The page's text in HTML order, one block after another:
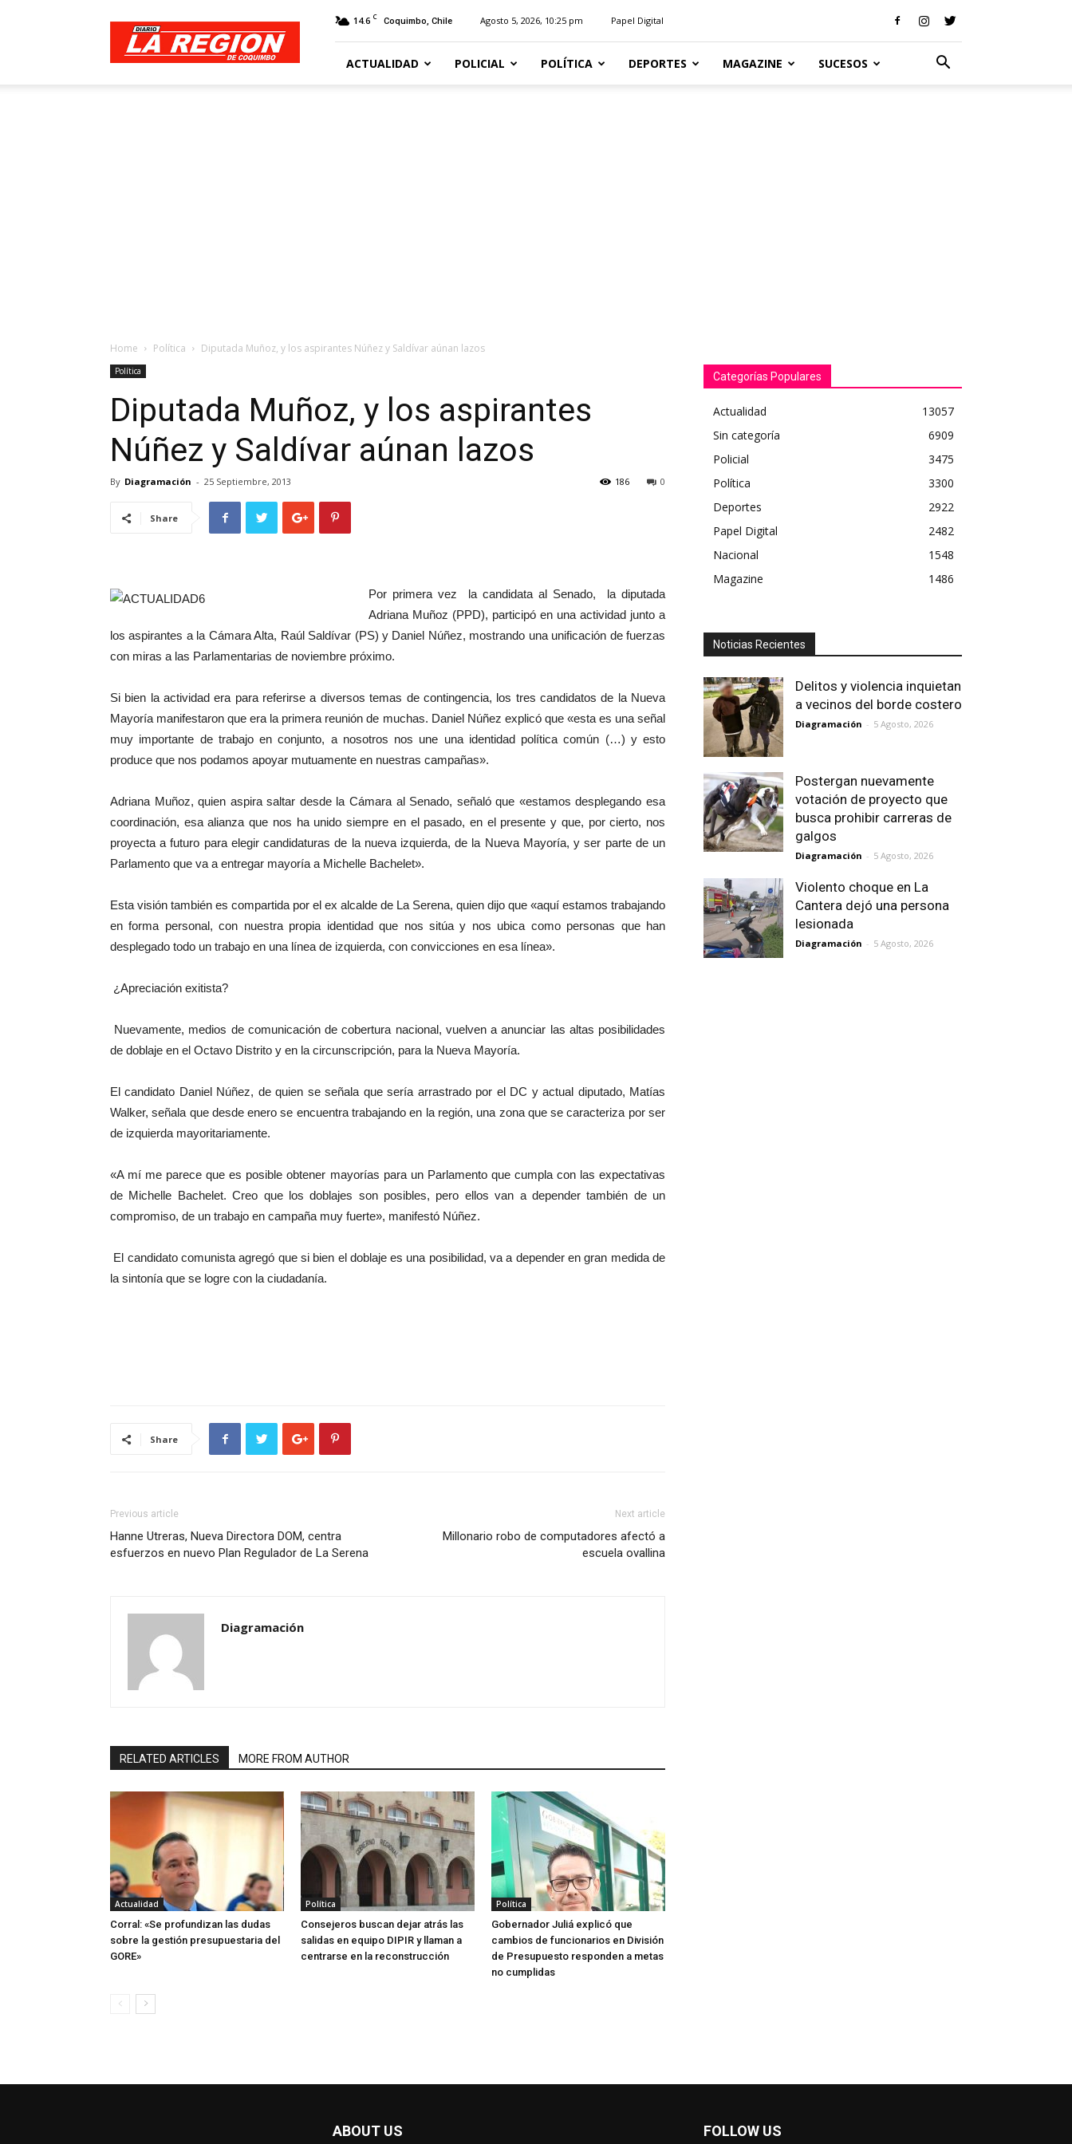
Diario
Región
14.6 C Coquimbo, Chile Agosto 5, 2026, 10:25 pm Papel Digital
ACTUALIDAD POLICIAL POLÍTICA DEPORTES MAGAZINE SUCESOS
Home Política Diputada Muñoz, y los aspirantes Núñez y Saldívar aúnan lazos
Política
Diputada Muñoz, y los aspirantes
Núñez y Saldívar aúnan lazos
By Diagramación - 25 Septiembre, 2013 0
186
Share
Por primera vez la candidata al Senado, la diputada
Adriana Muñoz (PPD), participó en una actividad junto a
los aspirantes a la Cámara Alta, Raúl Saldívar (PS) y Daniel Núñez, mostrando una unificación de fuerzas
con miras a las Parlamentarias de noviembre próximo.
Si bien la actividad era para referirse a diversos temas de contingencia, los tres candidatos de la Nueva
Mayoría manifestaron que era la primera reunión de muchas. Daniel Núñez explicó que «esta es una señal
muy importante de trabajo en conjunto, a nosotros nos une una identidad política común (…) y esto
produce que nos podamos apoyar mutuamente en nuestras campañas».
Adriana Muñoz, quien aspira saltar desde la Cámara al Senado, señaló que «estamos desplegando esa
coordinación, esa alianza que nos ha unido siempre en el pasado, en el presente y que, por cierto, nos
proyecta a futuro para elegir candidaturas de la nueva izquierda, de la Nueva Mayoría, y ser parte de un
Parlamento que va a entregar mayoría a Michelle Bachelet».
Esta visión también es compartida por el ex alcalde de La Serena, quien dijo que «aquí estamos trabajando
en forma personal, con nuestra propia identidad que nos sitúa y nos ubica como personas que han
desplegado todo un trabajo en una línea de izquierda, con convicciones en esa línea».
¿Apreciación exitista?
Nuevamente, medios de comunicación de cobertura nacional, vuelven a anunciar las altas posibilidades
de doblaje en el Octavo Distrito y en la circunscripción, para la Nueva Mayoría.
El candidato Daniel Núñez, de quien se señala que sería arrastrado por el DC y actual diputado, Matías
Walker, señala que desde enero se encuentra trabajando en la región, una zona que se caracteriza por ser
de izquierda mayoritariamente.
«A mí me parece que es posible obtener mayorías para un Parlamento que cumpla con las expectativas
de Michelle Bachelet. Creo que los doblajes son posibles, pero ellos van a depender también de un
compromiso, de un trabajo en campaña muy fuerte», manifestó Núñez.
El candidato comunista agregó que si bien el doblaje es una posibilidad, va a depender en gran medida de
la sintonía que se logre con la ciudadanía.
Share
Previous article
Hanne Utreras, Nueva Directora DOM, centra
esfuerzos en nuevo Plan Regulador de La Serena
Next article
Millonario robo de computadores afectó a
escuela ovallina
Diagramación
RELATED ARTICLES MORE FROM AUTHOR
Actualidad
Corral: «Se profundizan las dudas
sobre la gestión presupuestaria del
GORE»
Política
Consejeros buscan dejar atrás las
salidas en equipo DIPIR y llaman a
centrarse en la reconstrucción
Política
Gobernador Juliá explicó que
cambios de funcionarios en División
de Presupuesto responden a metas
no cumplidas
Categorías Populares
Actualidad
13057
Sin categoría
6909
Policial
3475
Política
3300
Deportes
2922
Papel Digital
2482
Nacional
1548
Magazine
1486
Noticias Recientes
Delitos y violencia inquietan
a vecinos del borde costero
Diagramación - 5 Agosto, 2026
Postergan nuevamente
votación de proyecto que
busca prohibir carreras de
galgos
Diagramación - 5 Agosto, 2026
Violento choque en La
Cantera dejó una persona
lesionada
Diagramación - 5 Agosto, 2026
ABOUT US FOLLOW US